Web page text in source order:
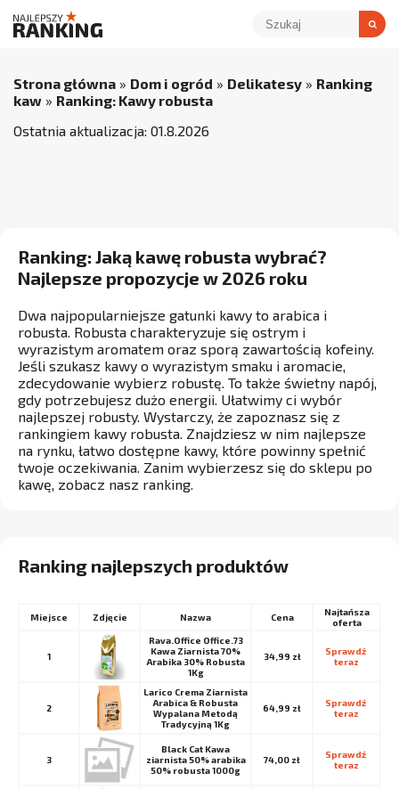
Strona główna » Dom i ogród » Delikatesy » Ranking
kaw » Ranking: Kawy robusta
Ostatnia aktualizacja: 01.8.2026
Ranking: Jaką kawę robusta wybrać?
Najlepsze propozycje w 2026 roku
Dwa najpopularniejsze gatunki kawy to arabica i
robusta. Robusta charakteryzuje się ostrym i
wyrazistym aromatem oraz sporą zawartością kofeiny.
Jeśli szukasz kawy o wyrazistym smaku i aromacie,
zdecydowanie wybierz robustę. To także świetny napój,
gdy potrzebujesz dużo energii. Ułatwimy ci wybór
najlepszej robusty. Wystarczy, że zapoznasz się z
rankingiem kawy robusta. Znajdziesz w nim najlepsze
na rynku, łatwo dostępne kawy, które powinny spełnić
twoje oczekiwania. Zanim wybierzesz się do sklepu po
kawę, zobacz nasz ranking.
Ranking najlepszych produktów
Miejsce Nazwa Cena
Najtańsza
oferta
1
Rava.Office Office.73
Kawa Ziarnista 70%
Arabika 30% Robusta
1Kg
34,99 zł
Sprawdź
teraz
2
Larico Crema Ziarnista
Arabica & Robusta
Wypalana Metodą
Tradycyjną 1Kg
64,99 zł
Sprawdź
teraz
3
Black Cat Kawa
ziarnista 50% arabika
50% robusta 1000g
74,00 zł
Sprawdź
teraz